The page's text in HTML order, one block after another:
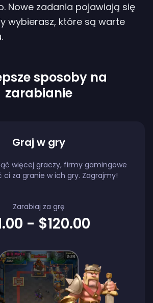
Nowe zadania pojawiają się
wybierasz, które są warte
sposoby na
zarabianie
Graj w gry
więcej graczy, firmy gamingowe
ci za granie w ich gry. Zagrajmy!
Zarabiaj za grę
- $120.00